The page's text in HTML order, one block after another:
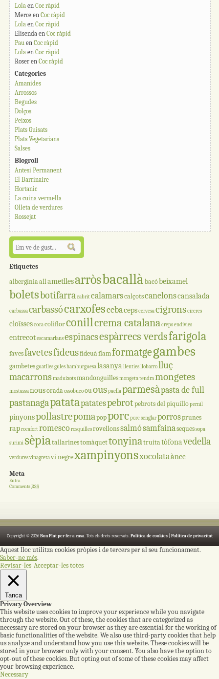
Lola en Coc ràpid
Merce en Coc ràpid
Lola en Coc ràpid
Elisenda en Coc ràpid
Pau en Coc ràpid
Lola en Coc ràpid
Roser en Coc ràpid
Categories
Amanides
Arrossos
Begudes
Dolços
Peixos
Plats Guisats
Plats Vegetarians
Salses
Blogroll
Antesi Permanent
El Barrinaire
Hortanic
La cuina vermella
Olleta de verdures
Rossejat
Etiquetes
albergíniaallametllesarròsbacallà bacóbeixamel
boletsbotifarracabritcalamarscalçotscanelonscansalada
carbassacarbassócarxofescebacepscervesacigronscireres
cloïssescocacoliflorconillcrema catalanacrepsendívies
entrecotescamarlansespinacsespàrrecs verdsfarigola
favesfavetesfideusfideuàflamformatgegambes
gambetesguatllesguleshamburguesalasanya llentiesllobarrolluç
macarronsmaduixotsmandonguillesmongeta tendramongetes
mostassanousoradaossobucoououspaellaparmesàpasta de full
pastanagapatatapatatespebrot pebrots del piquillopernil
pinyonspollastrepomapopporcporc senglarporrosprunes
raprocafortromesco rosquillesrovellonssalmósamfainasequessopa
surimi sèpiatallarinestomàquettonyinatruitatòfonavedella
verduresvinagretavi negrexampinyonsxocolataànec
Meta
Entra
CommentsRSS
Copyright © 2026 Bon Plat per fer a casa. Tots els drets reservats. Política de cookies| Política de privacitat
Aquest lloc utilitza cookies pròpies i de tercers per al seu funcionament.
Saber-ne més.
Revisar-les Acceptar-les totes
Tanca
Privacy Overview
This website uses cookies to improve your experience while you navigate
through the website. Out of these, the cookies that are categorized as
necessary are stored on your browser as they are essential for the working of
basic functionalities of the website. We also use third-party cookies that help
us analyze and understand how you use this website. These cookies will be
stored in your browser only with your consent. You also have the option to
opt-out of these cookies. But opting out of some of these cookies may affect
your browsing experience.
Necessary